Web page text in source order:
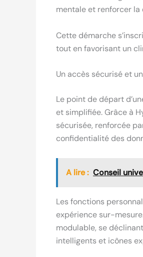
mentale et renforcer
Cette démarche
tout en favorisant un
Un accès sécurisé et
Le point de départ
et simplifiée. Grâce à
sécurisée, renforcée
confidentialité des
A lire : Conseil
Les fonctions
expérience sur-
modulable, se
intelligents et icônes